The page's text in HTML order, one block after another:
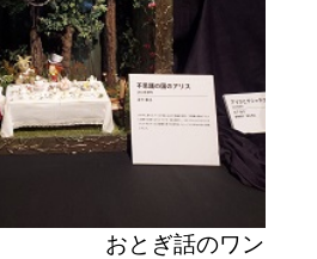
話のワン